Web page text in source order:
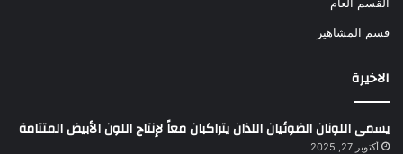
قسم المشاهير
الاخيرة
يسمى اللونان الضوئيان اللذان يتراكبان معاً لإنتاج اللون الأبيض المتتامة
أكتوبر 27, 2025